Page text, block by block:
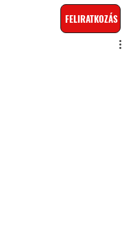
FELIRATKOZÁS